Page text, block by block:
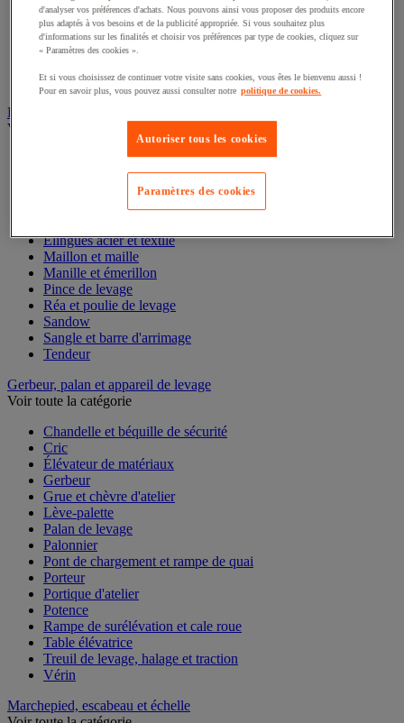
Diable escalier
Diable pliant
Diable porte-bouteilles
Diable spécifique
Élingue et accessoires de levage
Voir toute la catégorie
Anneau de levage
Élingues acier et textile
Maillon et maille
Manille et émerillon
Pince de levage
Réa et poulie de levage
Sandow
Sangle et barre d'arrimage
Tendeur
Gerbeur, palan et appareil de levage
Voir toute la catégorie
Chandelle et béquille de sécurité
Cric
Élévateur de matériaux
Gerbeur
Grue et chèvre d'atelier
Lève-palette
Palan de levage
Palonnier
Pont de chargement et rampe de quai
Porteur
Portique d'atelier
Potence
Rampe de surélévation et cale roue
Table élévatrice
Treuil de levage, halage et traction
Vérin
Marchepied, escabeau et échelle
d'analyser vos préférences d'achats. Nous pouvons ainsi vous proposer des produits encore
plus adaptés à vos besoins et de la publicité appropriée. Si vous souhaitez plus
d'informations sur les finalités et choisir vos préférences par type de cookies, cliquez sur
« Paramètres des cookies ».
Et si vous choisissez de continuer votre visite sans cookies, vous êtes le bienvenu aussi !
Pour en savoir plus, vous pouvez aussi consulter notre politique de cookies.
Autoriser tous les cookies
Paramètres des cookies